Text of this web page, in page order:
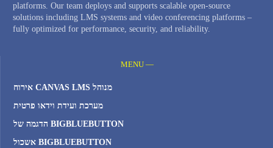
platforms. Our team deploys and supports scalable open-source
solutions including LMS systems and video conferencing platforms –
fully optimized for performance, security, and reliability.
MENU —
אירוח CANVAS LMS מנוהל
מערכת ועידת וידאו פרטית
הדגמה של BIGBLUEBUTTON
אשכול BIGBLUEBUTTON